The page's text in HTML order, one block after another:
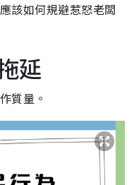
該如何規避惹怒老闆
延
質量。